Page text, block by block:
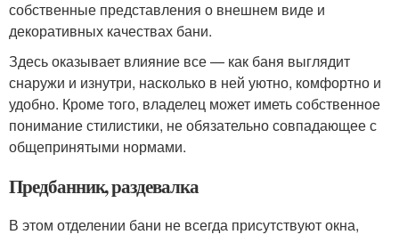
собственные представления о внешнем виде и
декоративных качествах бани.
Здесь оказывает влияние все — как баня выглядит
снаружи и изнутри, насколько в ней уютно, комфортно и
удобно. Кроме того, владелец может иметь собственное
понимание стилистики, не обязательно совпадающее с
общепринятыми нормами.
Предбанник, раздевалка
В этом отделении бани не всегда присутствуют окна,